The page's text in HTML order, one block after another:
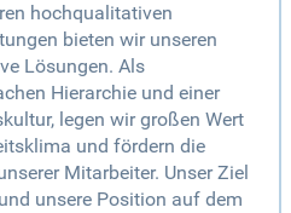
hochqualitativen
bieten wir unseren
Lösungen. Als
Hierarchie und einer
legen wir großen Wert
und fördern die
Mitarbeiter. Unser Ziel
unsere Position auf dem